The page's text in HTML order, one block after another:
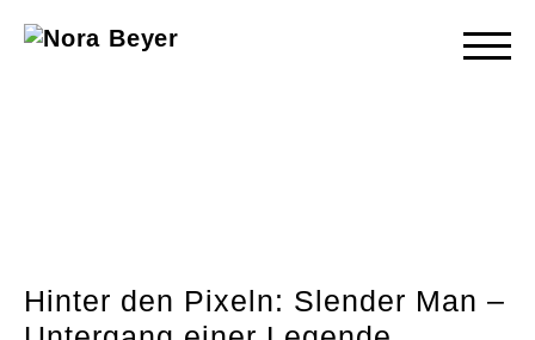
Hinter den Pixeln: Slender Man –